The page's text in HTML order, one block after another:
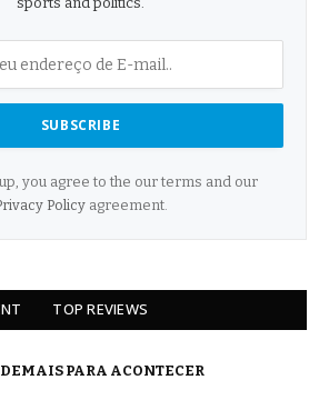
you agree to the our terms and our
Policyagreement.
TOP REVIEWS
PARA ACONTECER